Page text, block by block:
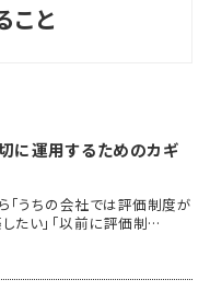
こと
に運用するためのカギ
「うちの会社では評価制度が
たい」「以前に評価制…